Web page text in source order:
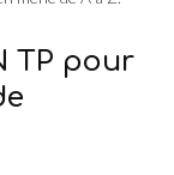
TP pour